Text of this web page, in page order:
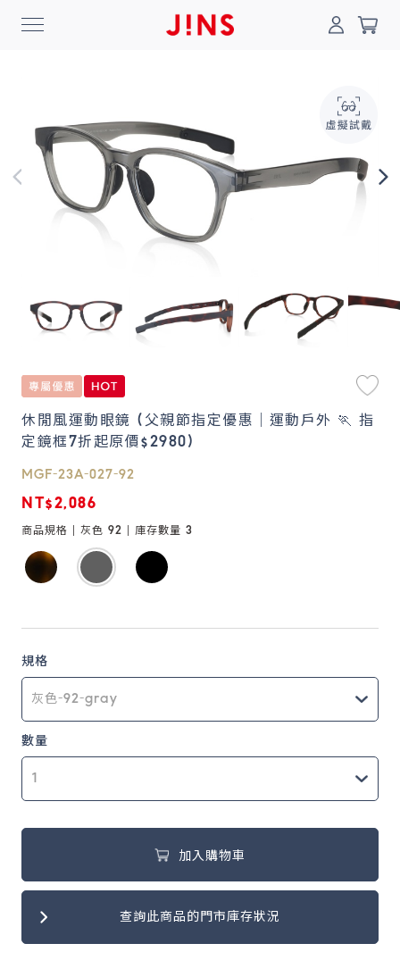
登入/註冊 門市一覽 我的最愛
最新消息
Collection
Online Shop
鏡片說明
Lens
常見問題
FAQ
0
休閒風運動眼鏡 (父親節指定優惠｜運動戶外 🏃 指
定鏡框7折起原價$2980)
MGF-23A-027-92
NT$2,086
商品規格 | 灰色 92 | 庫存數量 3
規格
數量
加入購物車
查詢此商品的門市庫存狀況